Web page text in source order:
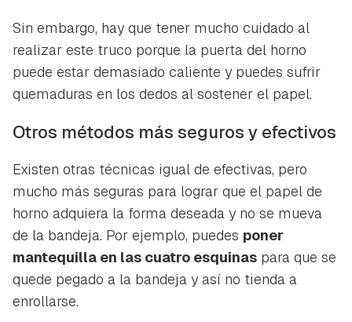
Sin embargo, hay que tener mucho cuidado al
realizar este truco porque la puerta del horno
puede estar demasiado caliente y puedes sufrir
quemaduras en los dedos al sostener el papel.
Otros métodos más seguros y efectivos
Existen otras técnicas igual de efectivas, pero
mucho más seguras para lograr que el papel de
horno adquiera la forma deseada y no se mueva
de la bandeja. Por ejemplo, puedes poner
mantequilla en las cuatro esquinas para que se
quede pegado a la bandeja y así no tienda a
enrollarse.